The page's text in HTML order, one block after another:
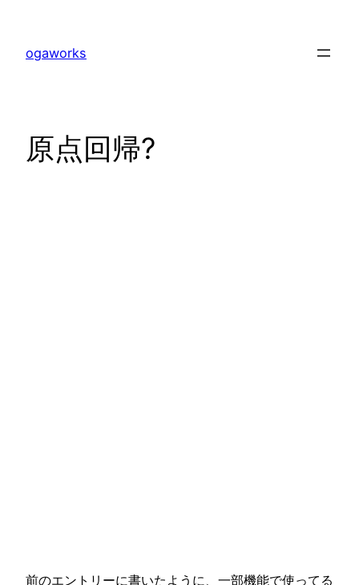
ogaworks
原点回帰?
前のエントリーに書いたように、一部機能で使ってる